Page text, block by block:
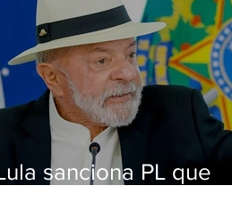
sanciona PL que